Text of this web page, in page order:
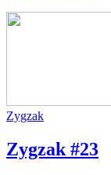
Zygzak
Zygzak #23